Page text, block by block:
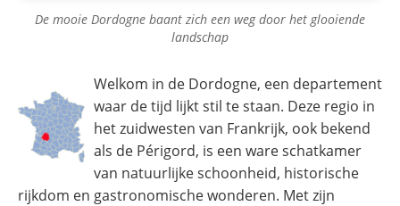
De mooie Dordogne baant zich een weg door het glooiende
landschap
Welkom in de Dordogne, een departement
waar de tijd lijkt stil te staan. Deze regio in
het zuidwesten van Frankrijk, ook bekend
als de Périgord, is een ware schatkamer
van natuurlijke schoonheid, historische
rijkdom en gastronomische wonderen. Met zijn